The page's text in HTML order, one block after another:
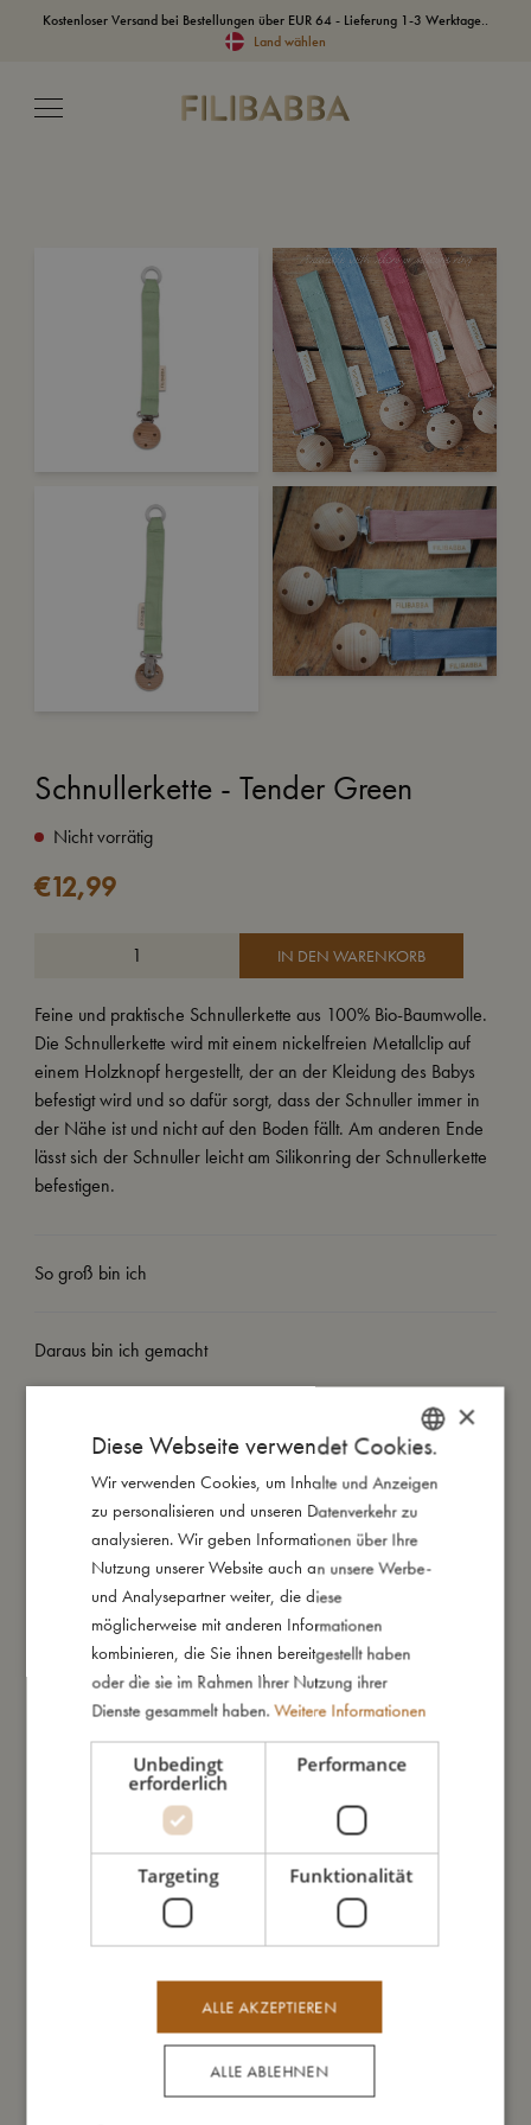
Kostenloser Versand bei Bestellungen über EUR 64 - Lieferung 1-3 Werktage..
Land wählen
Schnullerkette - Tender Green
Nicht vorrätig
€12,99
IN DEN WARENKORB
Feine und praktische Schnullerkette aus 100% Bio-Baumwolle.
Die Schnullerkette wird mit einem nickelfreien Metallclip auf
einem Holzknopf hergestellt, der an der Kleidung des Babys
befestigt wird und so dafür sorgt, dass der Schnuller immer in
der Nähe ist und nicht auf den Boden fällt. Am anderen Ende
lässt sich der Schnuller leicht am Silikonring der Schnullerkette
befestigen.
So groß bin ich
Daraus bin ich gemacht
Meine Daten
Das könnte dir auch gefallen
DANISH
ENGLISH
GERMAN
×
Diese Webseite verwendet Cookies.
Wir verwenden Cookies, um Inhalte und Anzeigen
zu personalisieren und unseren Datenverkehr zu
analysieren. Wir geben Informationen über Ihre
Nutzung unserer Website auch an unsere Werbe-
und Analysepartner weiter, die diese
möglicherweise mit anderen Informationen
kombinieren, die Sie ihnen bereitgestellt haben
oder die sie im Rahmen Ihrer Nutzung ihrer
Dienste gesammelt haben. Weitere Informationen
Unbedingt
erforderlich
Performance
Targeting Funktionalität
ALLE AKZEPTIEREN
ALLE ABLEHNEN